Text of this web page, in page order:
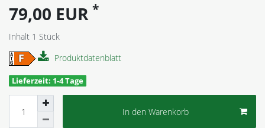
79,00 EUR *
Inhalt 1 Stück
Produktdatenblatt
Lieferzeit: 1-4 Tage
In den Warenkorb